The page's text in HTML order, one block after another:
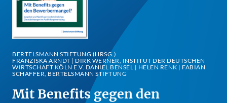
BERTELSMANN STIFTUNG (HRSG.)
FRANZISKA ARNDT | DIRK WERNER, INSTITUT DER DEUTSCHEN
WIRTSCHAFT KÖLN E.V. DANIEL BENSEL | HELEN RENK | FABIAN
SCHAFFER, BERTELSMANN STIFTUNG
Mit Benefits gegen den